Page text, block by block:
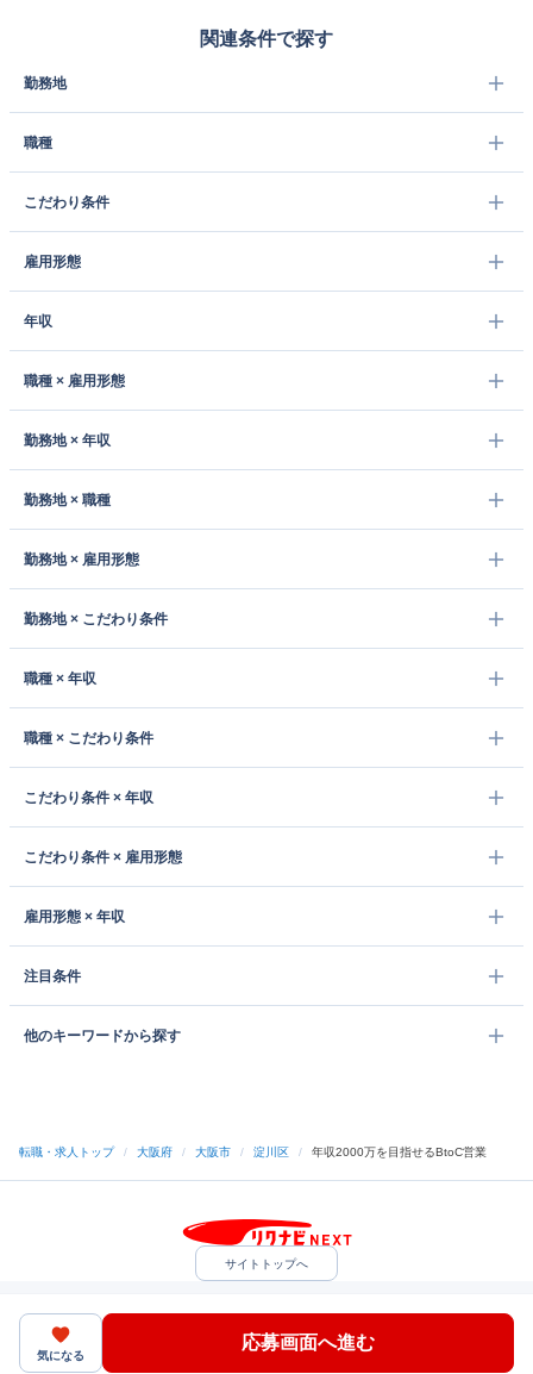
関連条件で探す
勤務地
職種
こだわり条件
雇用形態
年収
職種 × 雇用形態
勤務地 × 年収
勤務地 × 職種
勤務地 × 雇用形態
勤務地 × こだわり条件
職種 × 年収
職種 × こだわり条件
こだわり条件 × 年収
こだわり条件 × 雇用形態
雇用形態 × 年収
注目条件
他のキーワードから探す
転職・求人トップ / 大阪府 / 大阪市 / 淀川区 / 年収2000万を目指せるBtoC営業
気になる
応募画面へ進む
サイトトップへ
中途採用をご検討の企業様
ヘルプ・お問い合わせ
（C）Indeed Inc.